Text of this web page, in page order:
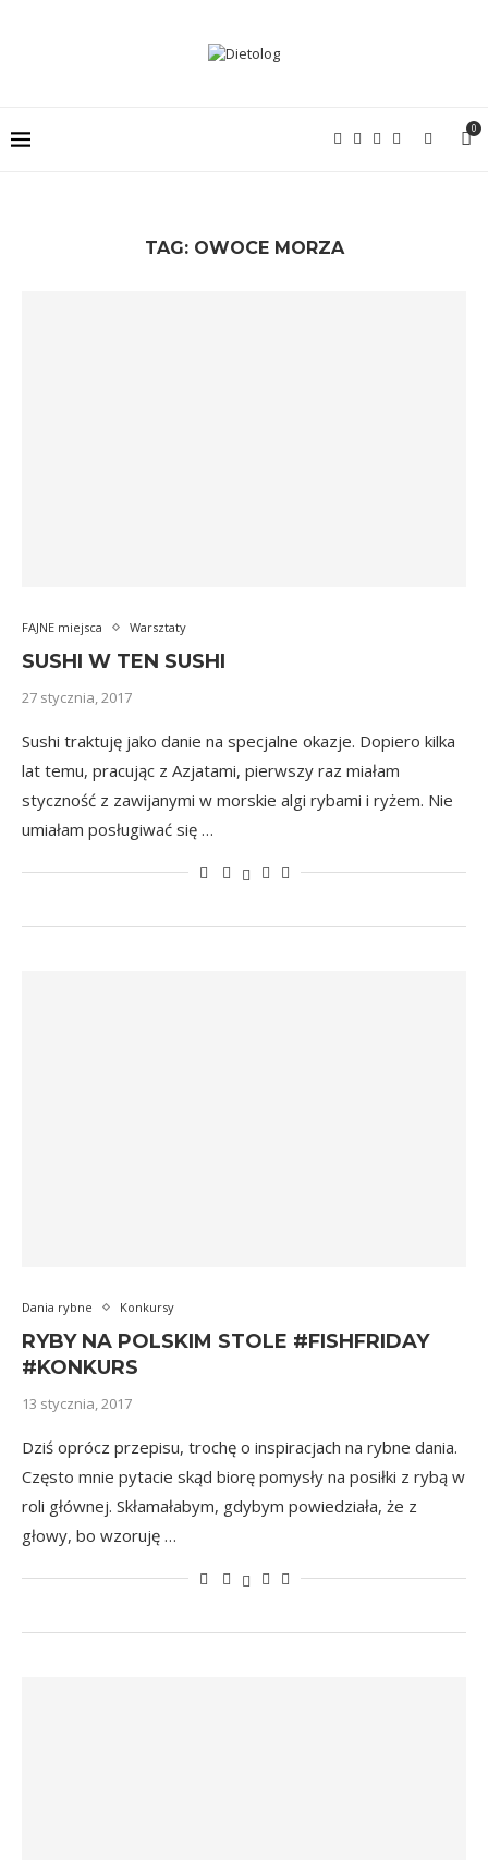
0
TAG: OWOCE MORZA
FAJNE miejsca Warsztaty
SUSHI W TEN SUSHI
27 stycznia, 2017
Sushi traktuję jako danie na specjalne okazje. Dopiero kilka
lat temu, pracując z Azjatami, pierwszy raz miałam
styczność z zawijanymi w morskie algi rybami i ryżem. Nie
umiałam posługiwać się …
Dania rybne Konkursy
RYBY NA POLSKIM STOLE #FISHFRIDAY
#KONKURS
13 stycznia, 2017
Dziś oprócz przepisu, trochę o inspiracjach na rybne dania.
Często mnie pytacie skąd biorę pomysły na posiłki z rybą w
roli głównej. Skłamałabym, gdybym powiedziała, że z
głowy, bo wzoruję …